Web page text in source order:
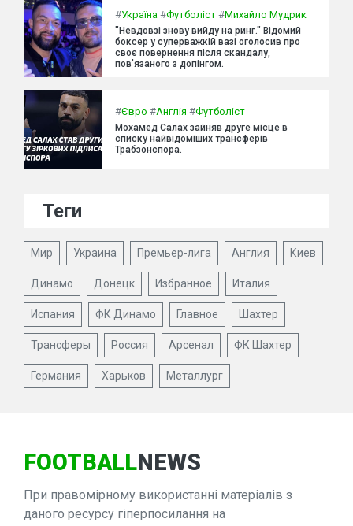
#Україна #Футболіст #Михайло Мудрик
"Невдовзі знову вийду на ринг." Відомий
боксер у суперважкій вазі оголосив про
своє повернення після скандалу,
пов'язаного з допінгом.
#Євро #Англія #Футболіст
Мохамед Салах зайняв друге місце в
списку найвідоміших трансферів
Трабзонспора.
Теги
Мир Украина Премьер-лига Англия Киев
Динамо Донецк Избранное Италия
Испания ФК Динамо Главное Шахтер
Трансферы Россия Арсенал ФК Шахтер
Германия Харьков Металлург
FOOTBALLNEWS
При правомірному використанні матеріалів з
даного ресурсу гіперпосилання на